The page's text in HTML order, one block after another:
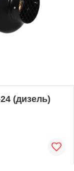
(дизель)